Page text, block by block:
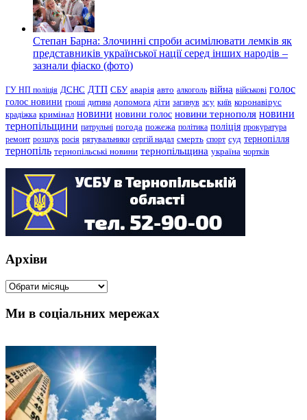
Степан Барна: Злочинні спроби асимілювати лемків як
представників української нації серед інших народів –
зазнали фіаско (фото)
ГУ НП поліція ДСНС ДТП СБУ аварія авто алкоголь війна військові голос
голос новини гроші дитина допомога діти загинув зсу київ коронавірус
крадіжка кримінал новини новини голос новини тернополя новини
тернопільщини патрульні погода пожежа політика поліція прокуратура
ремонт розшук росія рятувальники сергій надал смерть спорт суд тернопілля
тернопіль тернопільські новини тернопільщина україна чортків
Архіви
Архіви
Ми в соціальних мережах